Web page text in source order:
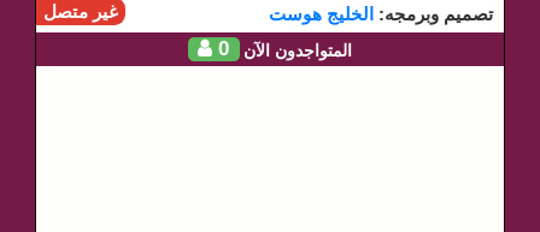
غير متصل
تصميم وبرمجه: الخليج هوست
0 المتواجدون الآن